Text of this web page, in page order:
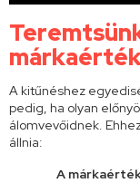
A kitűnéshez
pedig, ha olyan
álomvevőidnek.
állnia:
A